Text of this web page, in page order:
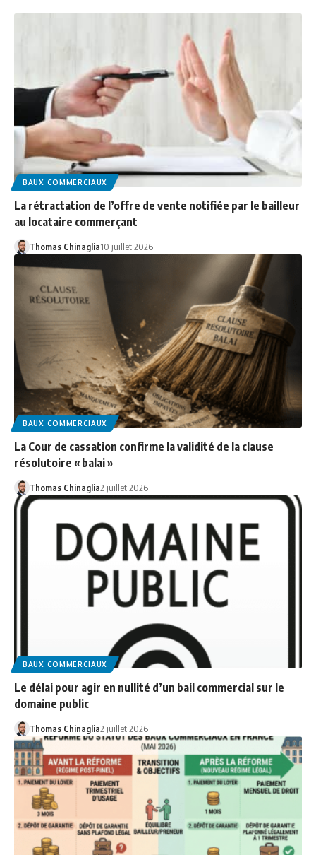
BAUX COMMERCIAUX
La rétractation de l’offre de vente notifiée par le bailleur
au locataire commerçant
Thomas Chinaglia10 juillet 2026
BAUX COMMERCIAUX
La Cour de cassation confirme la validité de la clause
résolutoire « balai »
Thomas Chinaglia2 juillet 2026
BAUX COMMERCIAUX
Le délai pour agir en nullité d’un bail commercial sur le
domaine public
Thomas Chinaglia2 juillet 2026